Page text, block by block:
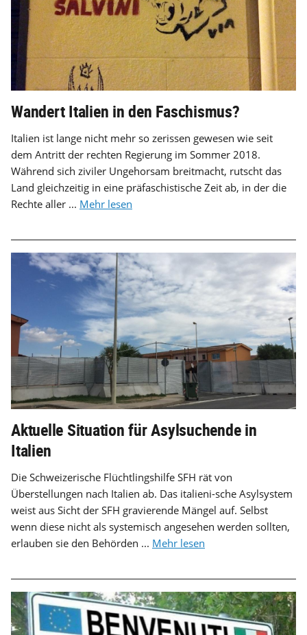
Wandert Italien in den Faschismus?
Italien ist lange nicht mehr so zerissen gewesen wie seit
dem Antritt der rechten Regierung im Sommer 2018.
Während sich ziviler Ungehorsam breitmacht, rutscht das
Land gleichzeitig in eine präfaschistische Zeit ab, in der die
Rechte aller ... Mehr lesen
Aktuelle Situation für Asylsuchende in
Italien
Die Schweizerische Flüchtlingshilfe SFH rät von
Überstellungen nach Italien ab. Das italieni-sche Asylsystem
weist aus Sicht der SFH gravierende Mängel auf. Selbst
wenn diese nicht als systemisch angesehen werden sollten,
erlauben sie den Behörden ... Mehr lesen